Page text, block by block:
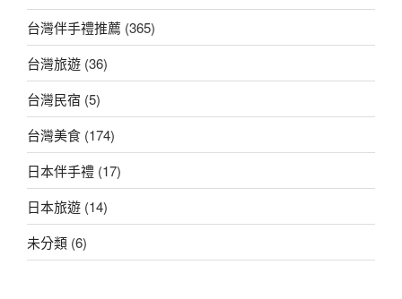
台灣伴手禮推薦 (365)
台灣旅遊 (36)
台灣民宿 (5)
台灣美食 (174)
日本伴手禮 (17)
日本旅遊 (14)
未分類 (6)